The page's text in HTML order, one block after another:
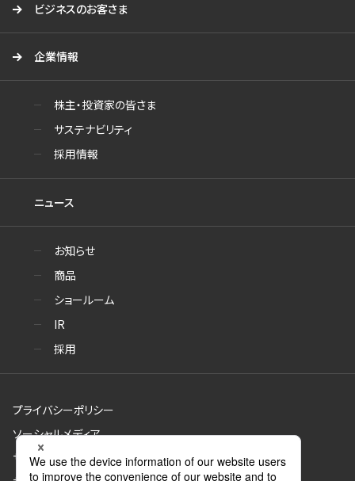
ビジネスのお客さま
企業情報
株主・投資家の皆さま
サステナビリティ
採用情報
ニュース
お知らせ
商品
ショールーム
IR
採用
プライバシーポリシー
ソーシャルメディア
サイトのご利用について